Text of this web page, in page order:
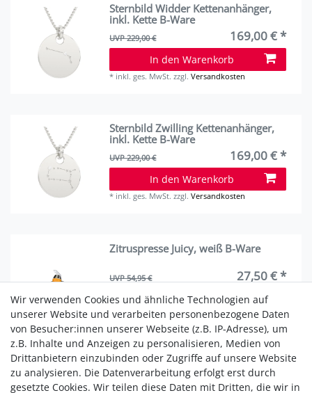
Sternbild Widder Kettenanhänger,
inkl. Kette B-Ware
UVP 229,00 € 169,00 € *
In den Warenkorb
* inkl. ges. MwSt. zzgl.Versandkosten
Sternbild Zwilling Kettenanhänger,
inkl. Kette B-Ware
UVP 229,00 € 169,00 € *
In den Warenkorb
* inkl. ges. MwSt. zzgl.Versandkosten
Zitruspresse Juicy, weiß B-Ware
UVP 54,95 € 27,50 € *
In den Warenkorb
*inkl. ges. MwSt.zzgl.Versandkosten
1 2
Wir verwenden Cookies und ähnliche Technologien auf
unserer Website und verarbeiten personenbezogene Daten
von Besucher:innen unserer Webseite (z.B. IP-Adresse), um
z.B. Inhalte und Anzeigen zu personalisieren, Medien von
Drittanbietern einzubinden oder Zugriffe auf unsere Website
zu analysieren. Die Datenverarbeitung erfolgt erst durch
gesetzte Cookies. Wir teilen diese Daten mit Dritten, die wir in